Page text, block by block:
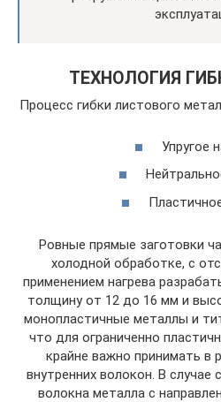
ТЕХНОЛОГИЯ
Процесс гибки листового
Упругое
Ровные прямые заготовки
холодной обработке, с
применением нагрева
толщину от 12 до 16 мм и
монопластичные металлы и
что для ограниченно
крайне важно принимать в
внутренних волокон. В случае
волокна металла с